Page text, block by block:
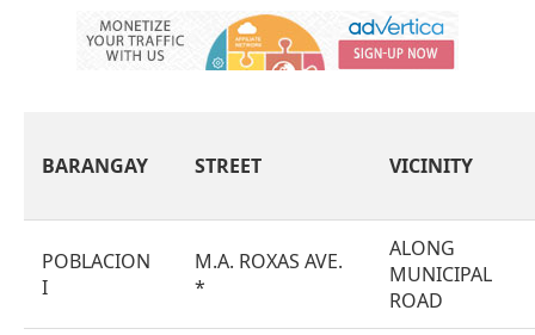
BARANGAY STREET VICINITY
POBLACION
I
M.A. ROXAS AVE.
*
ALONG
MUNICIPAL
ROAD